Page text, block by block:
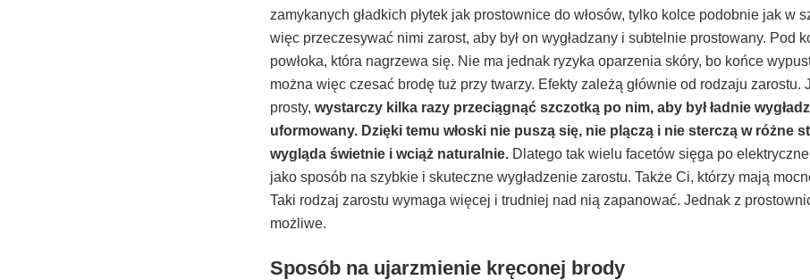
zamykanych gładkich płytek jak prostownice do włosów, tylko kolce podobnie jak w
więc przeczesywać nimi zarost, aby był on wygładzany i subtelnie prostowany. Pod
powłoka, która nagrzewa się. Nie ma jednak ryzyka oparzenia skóry, bo końce
można więc czesać brodę tuż przy twarzy. Efekty zależą głównie od rodzaju zarostu.
prosty, wystarczy kilka razy przeciągnąć szczotką po nim, aby był ładnie
uformowany. Dzięki temu włoski nie puszą się, nie plączą i nie sterczą w różne
wygląda świetnie i wciąż naturalnie. Dlatego tak wielu facetów sięga po
jako sposób na szybkie i skuteczne wygładzenie zarostu. Także Ci, którzy mają
Taki rodzaj zarostu wymaga więcej i trudniej nad nią zapanować. Jednak z
możliwe.
Sposób na ujarzmienie kręconej brody